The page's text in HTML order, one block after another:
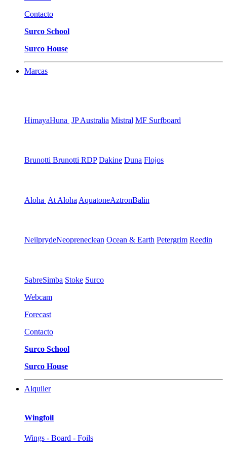
Contacto
Surco School
Surco House
Marcas
HimayaHuna JP Australia Mistral MF Surfboard
Brunotti Brunotti RDP Dakine Duna Flojos
Aloha At Aloha AquatoneAztronBalin
NeilprydeNeopreneclean Ocean & Earth Petergrim Reedin
SabreSimba Stoke Surco
Webcam
Forecast
Contacto
Surco School
Surco House
Alquiler
Wingfoil
Wings - Board - Foils